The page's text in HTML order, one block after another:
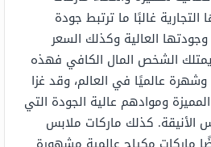
التجارية غالبًا ما ترتبط جودة
وجودتها العالية وكذلك السعر
يمتلك الشخص المال الكافي فهذه
عالميًا في العالم، وقد غزا
وموادهم عالية الجودة التي
كذلك ماركات ملابس